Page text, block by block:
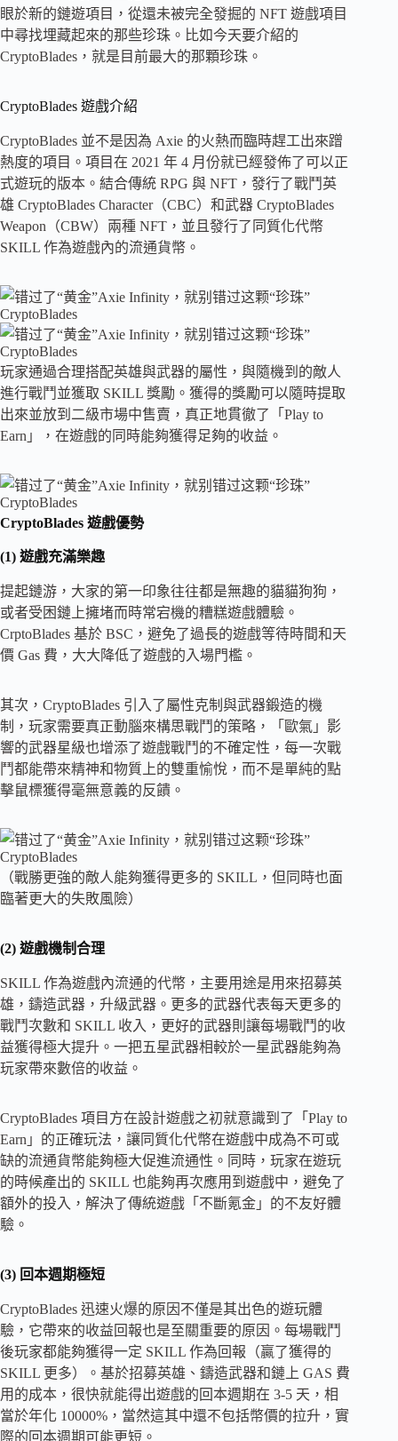
眼於新的鏈遊項目，從還未被完全發掘的 NFT 遊戲項目
中尋找埋藏起來的那些珍珠。比如今天要介紹的
CryptoBlades，就是目前最大的那顆珍珠。
CryptoBlades 遊戲介紹
CryptoBlades 並不是因為 Axie 的火熱而臨時趕工出來蹭
熱度的項目。項目在 2021 年 4 月份就已經發佈了可以正
式遊玩的版本。結合傳統 RPG 與 NFT，發行了戰鬥英
雄 CryptoBlades Character（CBC）和武器 CryptoBlades
Weapon（CBW）兩種 NFT，並且發行了同質化代幣
SKILL 作為遊戲內的流通貨幣。
玩家通過合理搭配英雄與武器的屬性，與隨機到的敵人
進行戰鬥並獲取 SKILL 獎勵。獲得的獎勵可以隨時提取
出來並放到二級市場中售賣，真正地貫徹了「Play to
Earn」，在遊戲的同時能夠獲得足夠的收益。
CryptoBlades 遊戲優勢
(1) 遊戲充滿樂趣
提起鏈游，大家的第一印象往往都是無趣的貓貓狗狗，
或者受困鏈上擁堵而時常宕機的糟糕遊戲體驗。
CrptoBlades 基於 BSC，避免了過長的遊戲等待時間和天
價 Gas 費，大大降低了遊戲的入場門檻。
其次，CryptoBlades 引入了屬性克制與武器鍛造的機
制，玩家需要真正動腦來構思戰鬥的策略，「歐氣」影
響的武器星級也增添了遊戲戰鬥的不確定性，每一次戰
鬥都能帶來精神和物質上的雙重愉悅，而不是單純的點
擊鼠標獲得毫無意義的反饋。
（戰勝更強的敵人能夠獲得更多的 SKILL，但同時也面
臨著更大的失敗風險）
(2) 遊戲機制合理
SKILL 作為遊戲內流通的代幣，主要用途是用來招募英
雄，鑄造武器，升級武器。更多的武器代表每天更多的
戰鬥次數和 SKILL 收入，更好的武器則讓每場戰鬥的收
益獲得極大提升。一把五星武器相較於一星武器能夠為
玩家帶來數倍的收益。
CryptoBlades 項目方在設計遊戲之初就意識到了「Play to
Earn」的正確玩法，讓同質化代幣在遊戲中成為不可或
缺的流通貨幣能夠極大促進流通性。同時，玩家在遊玩
的時候產出的 SKILL 也能夠再次應用到遊戲中，避免了
額外的投入，解決了傳統遊戲「不斷氪金」的不友好體
驗。
(3) 回本週期極短
CryptoBlades 迅速火爆的原因不僅是其出色的遊玩體
驗，它帶來的收益回報也是至關重要的原因。每場戰鬥
後玩家都能夠獲得一定 SKILL 作為回報（贏了獲得的
SKILL 更多）。基於招募英雄、鑄造武器和鏈上 GAS 費
用的成本，很快就能得出遊戲的回本週期在 3-5 天，相
當於年化 10000%，當然這其中還不包括幣價的拉升，實
際的回本週期可能更短。